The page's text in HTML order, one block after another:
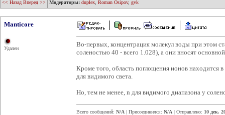
<< Назад Вперед >>
Модераторы: duplex Roman Osipov, gvk
Manticore
Удален
Во-первых, концентрация молекул воды при этом
соленостью 40 - всего 1.028), а они вносят
Кроме того, область поглощения ионов
для видимого света.
Но, тем не менее, n для видимого диапазона у
Всего сообщений: N/A | Присоединился: N/A | Отправлено: 10 дек.